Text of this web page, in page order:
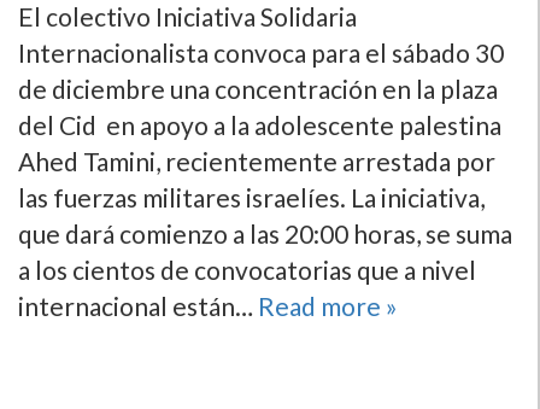
El colectivo Iniciativa Solidaria
Internacionalista convoca para el sábado 30
de diciembre una concentración en la plaza
del Cid en apoyo a la adolescente palestina
Ahed Tamini, recientemente arrestada por
las fuerzas militares israelí­es. La iniciativa,
que dará comienzo a las 20:00 horas, se suma
a los cientos de convocatorias que a nivel
internacional están… Read more »